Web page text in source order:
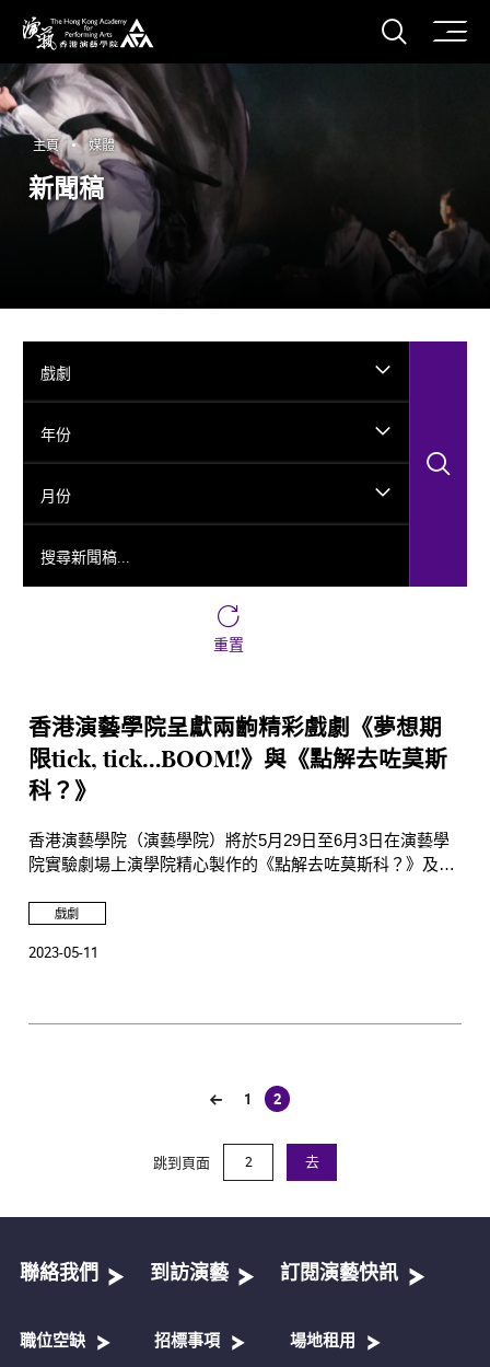
香港演藝學院
打開
主頁 媒體
新聞稿
戲劇
年份
月份
重置
香港演藝學院呈獻兩齣精彩戲劇《夢想期
限tick, tick…BOOM!》與《點解去咗莫斯
科？》
香港演藝學院（演藝學院）將於5月29日至6月3日在演藝學
院實驗劇場上演學院精心製作的《點解去咗莫斯科？》及於
期限tick, tick…BOOM!》。
戲劇
2023-05-11
1 2
(current)
跳到頁面 去
聯絡我們 到訪演藝 訂閱演藝快訊
職位空缺 招標事項 場地租用